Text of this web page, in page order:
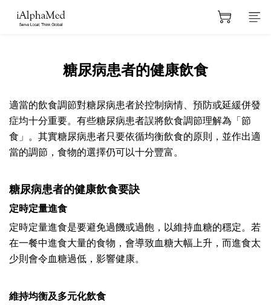
糖尿病患者的健康飲食
適當的飲食調節對糖尿病患者於控制病情、預防或延緩併發
症均十分重要。有些糖尿病患者誤將飲食調節理解為「節
食」。其實糖尿病患者只要依循均衡飲食的原則，並作出適
當的調節，食物的選擇仍可以十分豐富。
糖尿病患者的健康飲食要訣
定時定量進食
定時定量進食是要避免過饑或過飽，以維持血糖的穩定。若
在一餐中進食大量的食物，會導致血糖大幅上升，而進食太
少則會令血糖過低，影響健康。
維持均衡及多元化飲食